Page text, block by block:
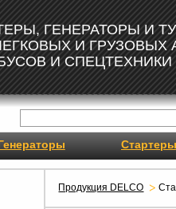
ГЕНЕРАТОРЫ И
И ГРУЗОВЫХ
И СПЕЦТЕХНИКИ
Стартеры
Продукция DELCO